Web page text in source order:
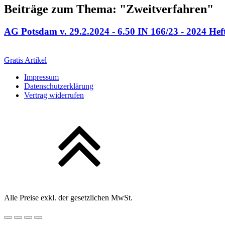
Beiträge zum Thema: "Zweitverfahren"
AG Potsdam v. 29.2.2024 - 6.50 IN 166/23 - 2024
Gratis Artikel
Impressum
Datenschutzerklärung
Vertrag widerrufen
Alle Preise exkl. der gesetzlichen MwSt.